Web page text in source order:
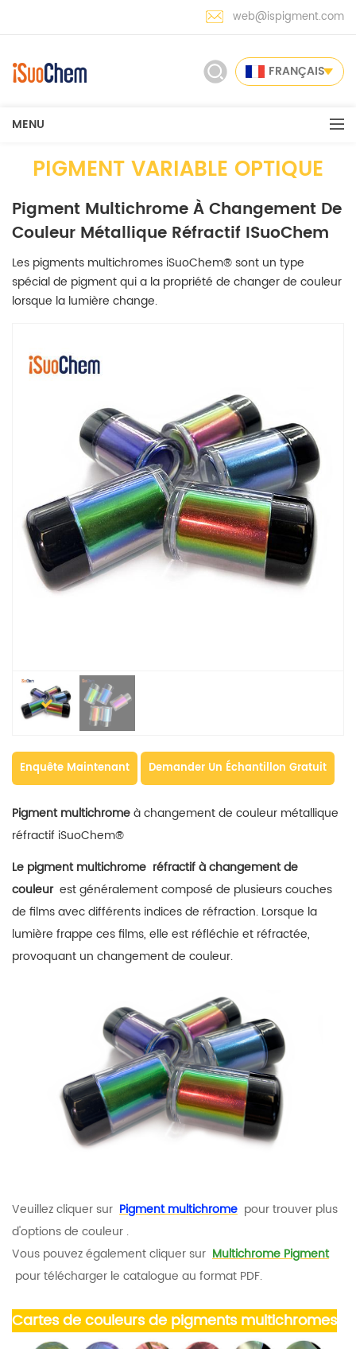
web@ispigment.com
FRANÇAIS
MENU
PIGMENT VARIABLE OPTIQUE
Pigment Multichrome À Changement De
Couleur Métallique Réfractif ISuoChem
Les pigments multichromes iSuoChem® sont un type
spécial de pigment qui a la propriété de changer de couleur
lorsque la lumière change.
Enquête Maintenant Demander Un Échantillon Gratuit
Pigment multichromeà changement de couleur métallique
réfractif iSuoChem®
Le pigment multichrome réfractif à changement de
couleur est généralement composé de plusieurs couches
de films avec différents indices de réfraction. Lorsque la
lumière frappe ces films, elle est réfléchie et réfractée,
provoquant un changement de couleur.
Veuillez cliquer sur Pigment multichrome pour trouver plus
d'options de couleur .
Vous pouvez également cliquer sur Multichrome Pigment
pour télécharger le catalogue au format PDF.
Cartes de couleursde pigments multichromes